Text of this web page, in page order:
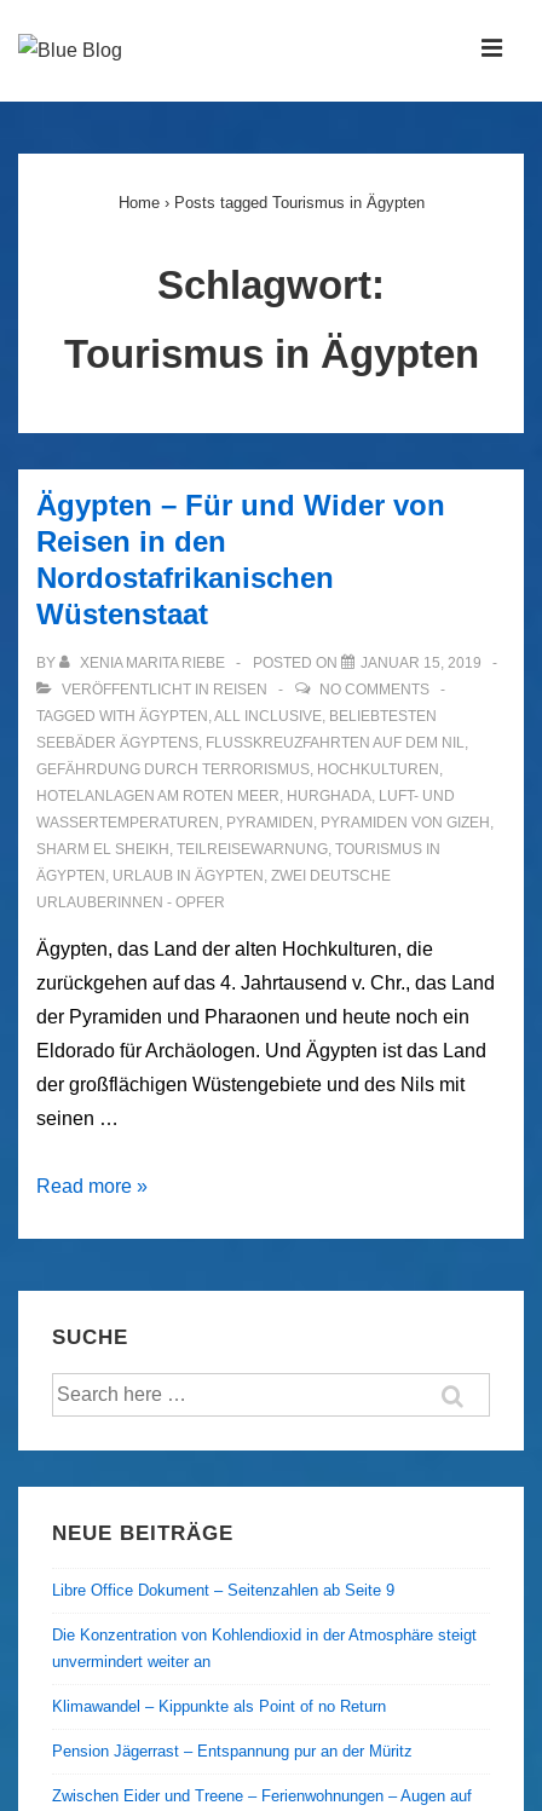
Zum
Navigation
Home › Posts tagged Tourismus in Ägypten
Schlagwort:
Tourismus in Ägypten
Ägypten – Für und Wider von
Reisen in den
Nordostafrikanischen
Wüstenstaat
BY XENIA MARITA RIEBE POSTED ON
JANUAR 15, 2019
VERÖFFENTLICHT IN REISEN
NO COMMENTS
TAGGED WITH ÄGYPTEN ,ALL INCLUSIVE, BELIEBTESTEN
SEEBÄDER ÄGYPTENS, FLUSSKREUZFAHRTEN AUF DEM NIL,
GEFÄHRDUNG DURCH TERRORISMUS, HOCHKULTUREN ,
HOTELANLAGEN AM ROTEN MEER, HURGHADA, LUFT- UND
WASSERTEMPERATUREN , PYRAMIDEN , PYRAMIDEN VON GIZEH ,
SHARM EL SHEIKH , TEILREISEWARNUNG, TOURISMUS IN
ÄGYPTEN , URLAUB IN ÄGYPTEN , ZWEI DEUTSCHE
URLAUBERINNEN - OPFER
Ägypten, das Land der alten Hochkulturen, die
zurückgehen auf das 4. Jahrtausend v. Chr., das Land
der Pyramiden und Pharaonen und heute noch ein
Eldorado für Archäologen. Und Ägypten ist das Land
der großflächigen Wüstengebiete und des Nils mit
seinen …
Ägypten
und
Reisen
den
Nordostafrikanischen
Wüstenstaat
Read more »
SUCHE
Suche
NEUE BEITRÄGE
Libre Office Dokument – Seitenzahlen ab Seite 9
Die Konzentration von Kohlendioxid in der Atmosphäre steigt
unvermindert weiter an
Klimawandel – Kippunkte als Point of no Return
Pension Jägerrast – Entspannung pur an der Müritz
Zwischen Eider und Treene – Ferienwohnungen – Augen auf